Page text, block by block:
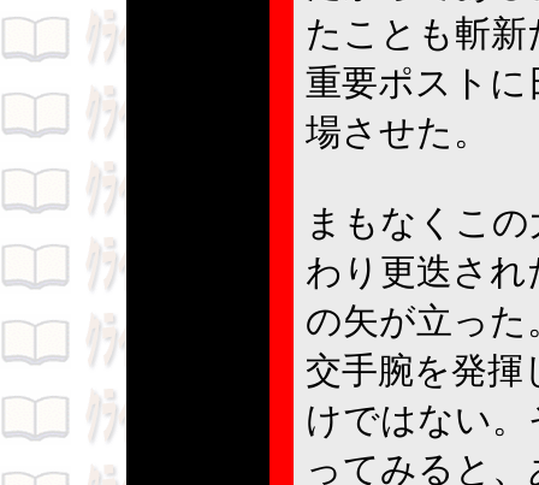
たことも斬
重要ポストに
場させた。
まもなくこ
わり更迭さ
の矢が立った
交手腕を発揮
けではない
ってみると